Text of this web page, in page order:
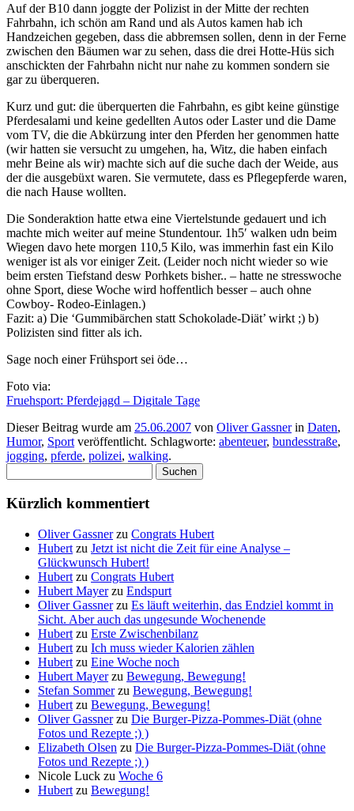
Auf der B10 dann joggte der Polizist in der Mitte der rechten
Fahrbahn, ich schön am Rand und als Autos kamen hab ich
Handzeichen gegeben, dass die abbremsen sollen, denn in der Ferne
zwischen den Bäumen war zu sehen, dass die drei Hotte-Hüs sich
anschickten der Fahrbahn nicht nur nahe zu kommen sondern sie
gar zu überqueren.
Kurz und gut: die überquerten die Fahrbahn, es gibt keine günstige
Pferdesalami und keine gedellten Autos oder Laster und die Dame
vom TV, die die Abkürzung inter den Pferden her genommen hatte
(wir hatten sie versucht zu umgehen, ha, Witz, die haben einfach
mehr Beine als wir) machte sich auf die suche dach der Weide, aus
der die ausgebüxt waren. Sie vermutete, dass es Pflegepferde waren,
die nach Hause wollten.
Die Sonderaktion hatte etwa eine Viertelstunde gedauert und ich
machte mich weiter auf meine Stundentour. 1h5′ walken udn beim
Wiegen davo hete morgen 110,5 Kilo, was immerhin fast ein Kilo
weniger ist als vor einiger Zeit. (Leider noch nicht wieder so wie
beim ersten Tiefstand desw Porhkets bisher.. – hatte ne stresswoche
ohne Sport, diese Woche wird hoffentlich besser – auch ohne
Cowboy- Rodeo-Einlagen.)
Fazit: a) Die ‘Gummibärchen statt Schokolade-Diät’ wirkt ;) b)
Polizisten sind fitter als ich.
Sage noch einer Frühsport sei öde…
Foto via:
Fruehsport: Pferdejagd – Digitale Tage
Dieser Beitrag wurde am 25.06.2007 von Oliver Gassnerin Daten,
Humor, Sport veröffentlicht. Schlagworte: abenteuer, bundesstraße,
jogging, pferde, polizei, walking.
nach:
Kürzlich kommentiert
Oliver Gassnerzu Congrats Hubert
Hubert zu Jetzt ist nicht die Zeit für eine Analyse –
Glückwunsch Hubert!
Hubert zu Congrats Hubert
Hubert Mayerzu Endspurt
Oliver Gassnerzu Es läuft weiterhin, das Endziel kommt in
Sicht. Aber auch das ungesunde Wochenende
Hubert zu Erste Zwischenbilanz
Hubert zu Ich muss wieder Kalorien zählen
Hubert zu Eine Woche noch
Hubert Mayerzu Bewegung, Bewegung!
Stefan Sommerzu Bewegung, Bewegung!
Hubert zu Bewegung, Bewegung!
Oliver Gassnerzu Die Burger-Pizza-Pommes-Diät (ohne
Fotos und Rezepte ;) )
Elizabeth Olsen zu Die Burger-Pizza-Pommes-Diät (ohne
Fotos und Rezepte ;) )
Nicole Luck zu Woche 6
Hubert zu Bewegung!